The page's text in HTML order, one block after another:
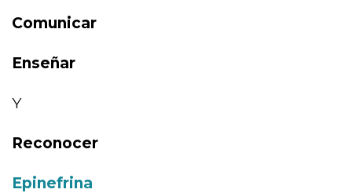
Comunicar
Enseñar
Y
Reconocer
Epinefrina